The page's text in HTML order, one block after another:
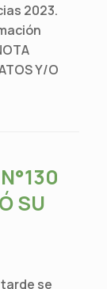
2023.
Y/O
SU
tarde se